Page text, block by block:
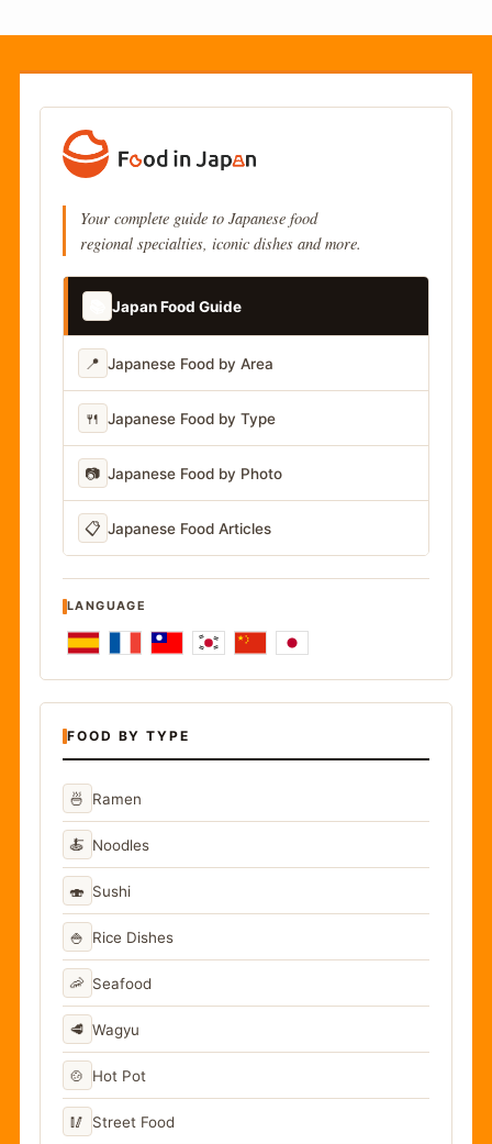
Your complete guide to Japanese food
regional specialties, iconic dishes and more.
Japan Food Guide
📍 Japanese Food by Area
🍴 Japanese Food by Type
📷 Japanese Food by Photo
📋 Japanese Food Articles
LANGUAGE
FOOD BY TYPE
🍜 Ramen
🍝 Noodles
🍣 Sushi
🍚 Rice Dishes
🦐 Seafood
🥩 Wagyu
🍲 Hot Pot
🥢 Street Food